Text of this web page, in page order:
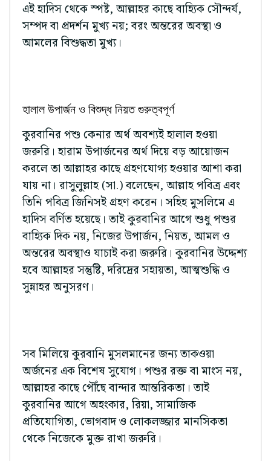
এই হাদিস থেকে স্পষ্ট, আল্লাহর কাছে বাহ্যিক সৌন্দর্য,
সম্পদ বা প্রদর্শন মুখ্য নয়; বরং অন্তরের অবস্থা ও
আমলের বিশুদ্ধতা মুখ্য।
হালাল উপার্জন ও বিশুদ্ধ নিয়ত গুরুত্বপূর্ণ
কুরবানির পশু কেনার অর্থ অবশ্যই হালাল হওয়া
জরুরি। হারাম উপার্জনের অর্থ দিয়ে বড় আয়োজন
করলে তা আল্লাহর কাছে গ্রহণযোগ্য হওয়ার আশা করা
যায় না। রাসুলুল্লাহ (সা.) বলেছেন, আল্লাহ পবিত্র এবং
তিনি পবিত্র জিনিসই গ্রহণ করেন। সহিহ মুসলিমে এ
হাদিস বর্ণিত হয়েছে। তাই কুরবানির আগে শুধু পশুর
বাহ্যিক দিক নয়, নিজের উপার্জন, নিয়ত, আমল ও
অন্তরের অবস্থাও যাচাই করা জরুরি। কুরবানির উদ্দেশ্য
হবে আল্লাহর সন্তুষ্টি, দরিদ্রের সহায়তা, আত্মশুদ্ধি ও
সুন্নাহর অনুসরণ।
সব মিলিয়ে কুরবানি মুসলমানের জন্য তাকওয়া
অর্জনের এক বিশেষ সুযোগ। পশুর রক্ত বা মাংস নয়,
আল্লাহর কাছে পৌঁছে বান্দার আন্তরিকতা। তাই
কুরবানির আগে অহংকার, রিয়া, সামাজিক
প্রতিযোগিতা, ভোগবাদ ও লোকলজ্জার মানসিকতা
থেকে নিজেকে মুক্ত রাখা জরুরি।